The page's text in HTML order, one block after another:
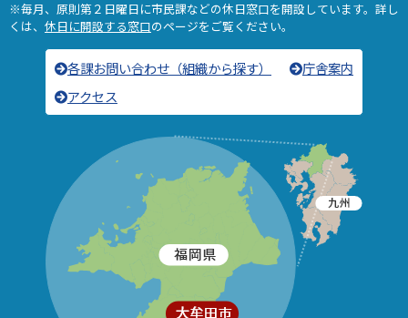
※毎月、原則第２日曜日に市民課などの休日窓口を開設しています。詳し
くは、 休日に開設する窓口のページをご覧ください。
各課お問い合わせ（組織から探す）
庁舎案内
アクセス